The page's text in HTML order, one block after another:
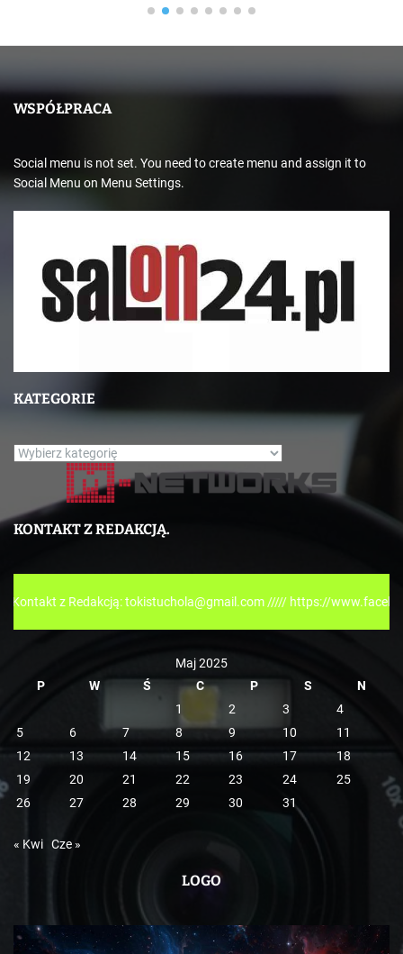
WSPÓŁPRACA
Social menu is not set. You need to create menu and assign it to
Social Menu on Menu Settings.
KATEGORIE
K
e
i
e
KONTAKT Z REDAKCJĄ.
Redakcją: tokistuchola@gmail.com ///// https://www.facebook.com/
Maj 2025
P
W Ś C P S
N
1
2 3
4
5
6 7 8 9 10
11
12
13 14 15 16 17
18
19
20 21 22 23 24
25
26
27 28 29 30 31
« Kwi Cze »
LOGO